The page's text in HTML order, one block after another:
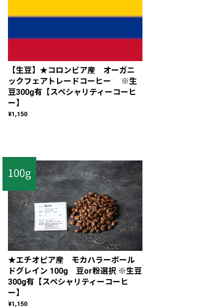
【生豆】★コロンビア産 オーガニ
ックフェアトレードコーヒー ※生
豆300g有【スペシャリティーコーヒ
ー】
¥1,150
★エチオピア産 モカハラーボール
ドグレイン 100g 豆or粉選択 ※生豆
300g有【スペシャリティーコーヒ
ー】
¥1,150